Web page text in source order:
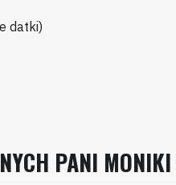
datki)
PANI MONIKI